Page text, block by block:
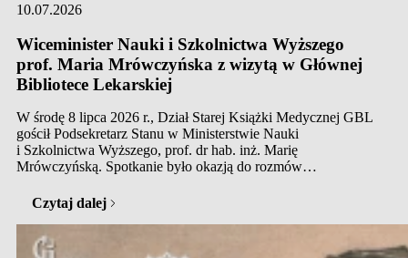
10.07.2026
Wiceminister Nauki i Szkolnictwa Wyższego
prof. Maria Mrówczyńska z wizytą w Głównej
Bibliotece Lekarskiej
W środę 8 lipca 2026 r., Dział Starej Książki Medycznej GBL
gościł Podsekretarz Stanu w Ministerstwie Nauki
i Szkolnictwa Wyższego, prof. dr hab. inż. Marię
Mrówczyńską. Spotkanie było okazją do rozmów
wsparcia ze strony resortu. Podczas swojej pierwszej wizyty
w zabytkowym budynku przy ul. Jazdów 1A, Pani
Wiceminister zapoznała się z unikalnymi zbiorami
bibliotecznymi, archiwalnymi i muzealnymi GBL.
Czytaj dalej